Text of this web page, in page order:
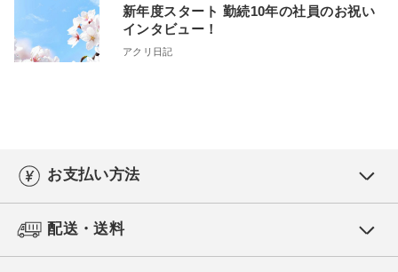
新年度スタート 勤続10年の社員のお祝い
インタビュー！
アクリ日記
お支払い方法
配送・送料